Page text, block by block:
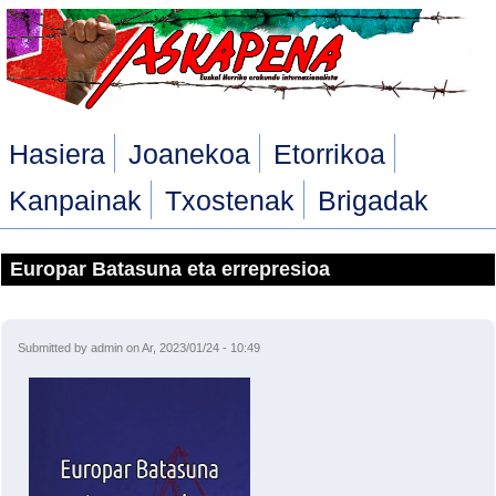
Skip to main content
Hasiera Joanekoa
Etorrikoa
Kanpainak
Txostenak Brigadak
Europar Batasuna eta errepresioa
Submitted by admin on Ar, 2023/01/24 - 10:49